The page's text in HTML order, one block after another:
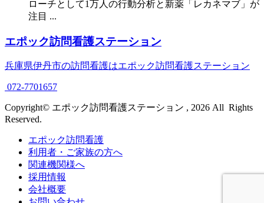
ローチとして1万人の行動分析と新薬「レカネマブ」が
注目 ...
エポック訪問看護ステーション
兵庫県伊丹市の訪問看護はエポック訪問看護ステーション
072-7701657
Copyright© エポック訪問看護ステーション , 2026 All Rights
Reserved.
エポック訪問看護
利用者・ご家族の方へ
関連機関様へ
採用情報
会社概要